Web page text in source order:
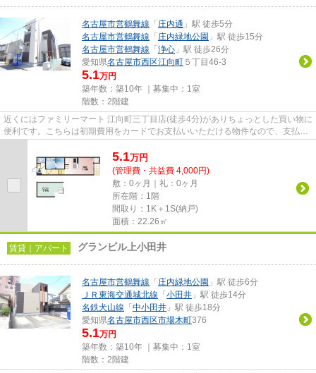
名古屋市営鶴舞線 「 庄内通 」駅 徒歩5分
名古屋市営鶴舞線 「 庄内緑地公園 」駅 徒歩15分
名古屋市営鶴舞線 「 浄心 」駅 徒歩26分
愛知県名古屋市西区江向町 ５丁目46-3
5.1万円
築年数：築10年 ｜募集中： 1室
階数：2階建
近くにはファミリーマート 江向町三丁目店(徒歩4分)がありちょっとした買い物に
便利です。こちらは初期費用をカードでお支払いいただける物件なので、支払い
5.1万円
(管理費・共益費 4,000円)
敷：0ヶ月｜礼：0ヶ月
所在階：1階
間取り：1K＋1S(納戸)
面積：22.26㎡
賃貸｜アパート グランビル上小田井
名古屋市営鶴舞線 「 庄内緑地公園 」駅 徒歩6分
ＪＲ東海交通城北線 「 小田井 」駅 徒歩14分
名鉄犬山線 「 中小田井 」駅 徒歩18分
愛知県名古屋市西区市場木町376
5.1万円
築年数：築10年 ｜募集中： 1室
階数：2階建